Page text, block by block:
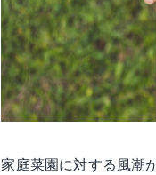
家庭菜園に対する風潮